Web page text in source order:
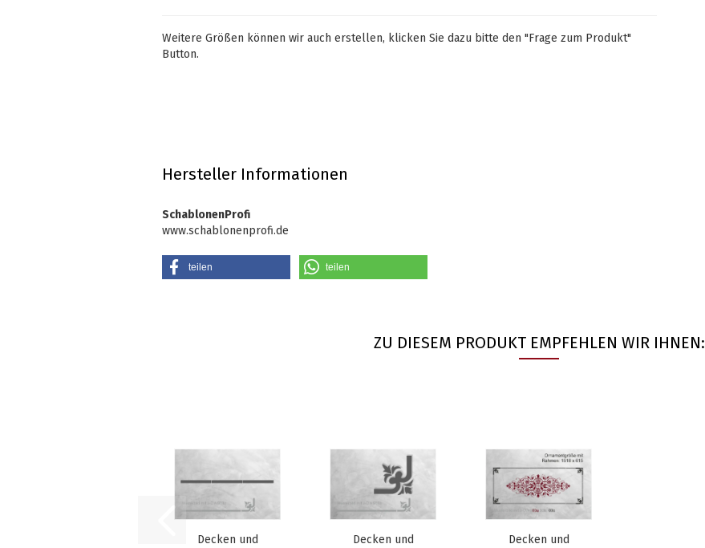
Weitere Größen können wir auch erstellen, klicken Sie dazu bitte den "Frage zum Produkt"
Button.
Hersteller Informationen
SchablonenProfi
www.schablonenprofi.de
teilen teilen
ZU DIESEM PRODUKT EMPFEHLEN WIR IHNEN:
Decken und
Decken und
Decken und